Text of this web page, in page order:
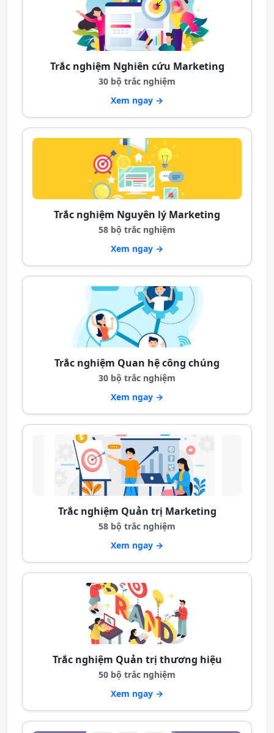
Trắc nghiệm Nghiên cứu Marketing
30 bộ trắc nghiệm
Xem ngay →
Trắc nghiệm Nguyên lý Marketing
58 bộ trắc nghiệm
Xem ngay →
Trắc nghiệm Quan hệ công chúng
30 bộ trắc nghiệm
Xem ngay →
Trắc nghiệm Quản trị Marketing
58 bộ trắc nghiệm
Xem ngay →
Trắc nghiệm Quản trị thương hiệu
50 bộ trắc nghiệm
Xem ngay →